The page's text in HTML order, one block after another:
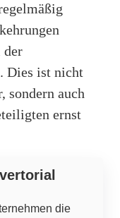
der
Dies ist nicht
sondern auch
ernst
die